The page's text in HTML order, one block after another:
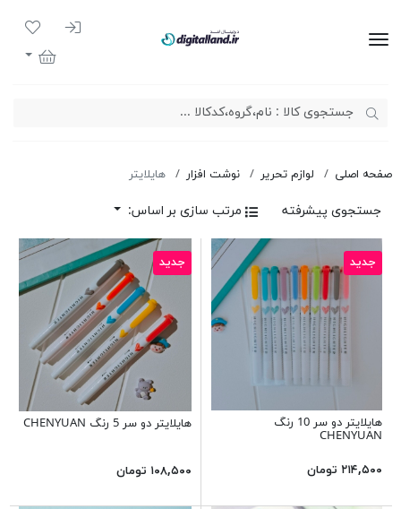
ورود به
لیست
سبد خرید
صفحه اصلی لوازم تحریر نوشت افزار هایلایتر
جستجوی پیشرفته مرتب سازی بر اساس:
جدید
هایلایتر دو سر 10 رنگ
CHENYUAN
۲۱۴,۵۰۰ تومان
جدید
هایلایتر دو سر 5 رنگ CHENYUAN
۱۰۸,۵۰۰ تومان